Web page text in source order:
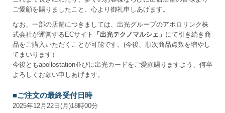
ご愛顧を賜りましたこと、心より御礼申しあげます。
なお、一部の店舗につきましては、出光グループのアポロリンク株
式会社が運営するECサイト
「出光テクノマルシェ」 にて引き続き商
品をご購入いただくことが可能です。(今後、順次商品点数を増やし
てまいります）
今後ともapollostation並びに出光カードをご愛顧賜りますよう、何卒
よろしくお願い申しあげます。
■ご注文の最終受付日時
2025年12月22日(月)18時00分